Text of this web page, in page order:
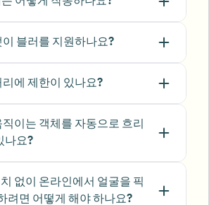
short-form content — selective
license-plate hiding
compliant and on-brand without
Manager• Digital Agency
이 블러를 지원하나요?
리에 제한이 있나요?
이는 객체를 자동으로 흐리
나요?
없이 온라인에서 얼굴을 픽
려면 어떻게 해야 하나요?